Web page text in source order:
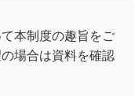
本制度の趣旨をご
場合は資料を確認